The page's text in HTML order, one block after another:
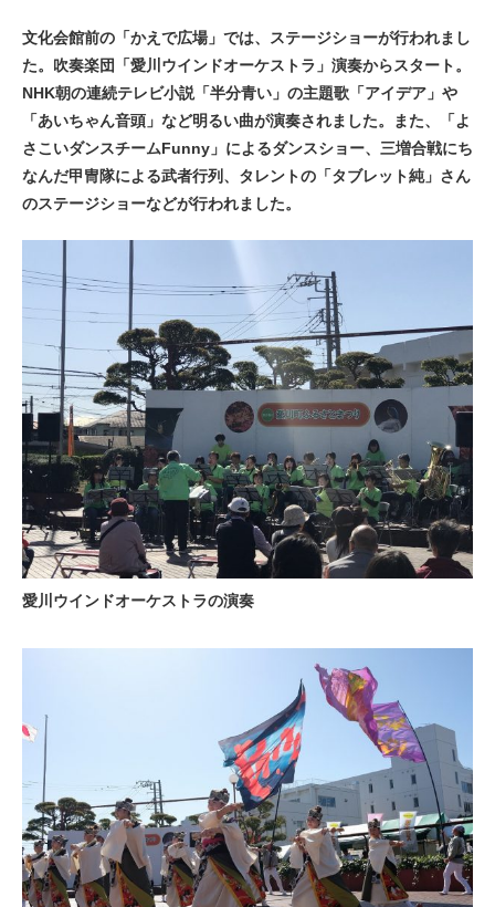
文化会館前の「かえで広場」では、ステージショーが行われまし
た。吹奏楽団「愛川ウインドオーケストラ」演奏からスタート。
NHK朝の連続テレビ小説「半分青い」の主題歌「アイデア」や
「あいちゃん音頭」など明るい曲が演奏されました。また、「よ
さこいダンスチームFunny」によるダンスショー、三増合戦にち
なんだ甲冑隊による武者行列、タレントの「タブレット純」さん
のステージショーなどが行われました。
愛川ウインドオーケストラの演奏